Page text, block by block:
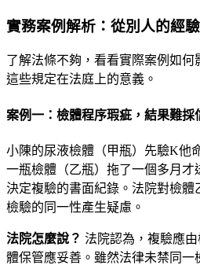
實務案例解析：從別人的經
了解法條不夠，看看實際案例如
這些規定在法庭上的意義。
案例一：檢體程序瑕疵，結果難採
小陳的尿液檢體（甲瓶）先驗K他
一瓶檢體（乙瓶）拖了一個多月
決定複驗的書面紀錄。法院對檢
檢驗的同一性產生疑慮。
法院怎麼說？ 法院認為，複驗應
體保管應妥善。雖然法律未禁同一